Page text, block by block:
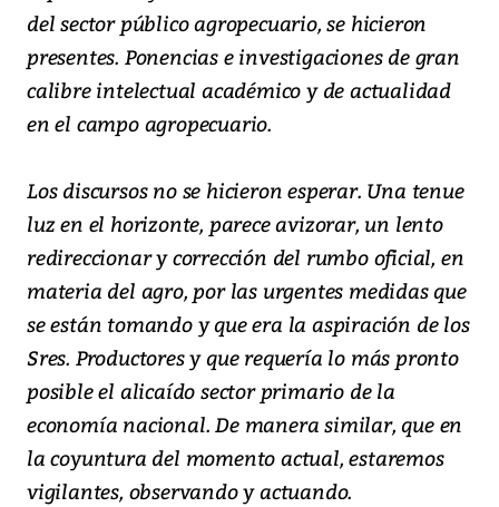
del sector público agropecuario, se hicieron
presentes. Ponencias e investigaciones de gran
calibre intelectual académico y de actualidad
en el campo agropecuario.
Los discursos no se hicieron esperar. Una tenue
luz en el horizonte, parece avizorar, un lento
redireccionar y corrección del rumbo oficial, en
materia del agro, por las urgentes medidas que
se están tomando y que era la aspiración de los
Sres. Productores y que requería lo más pronto
posible el alicaído sector primario de la
economía nacional. De manera similar, que en
la coyuntura del momento actual, estaremos
vigilantes, observando y actuando.